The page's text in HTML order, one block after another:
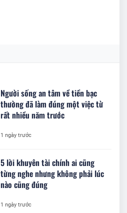
Người sống an tâm về tiền bạc
thường đã làm đúng một việc từ
rất nhiều năm trước
1 ngày trước
5 lời khuyên tài chính ai cũng
từng nghe nhưng không phải lúc
nào cũng đúng
1 ngày trước